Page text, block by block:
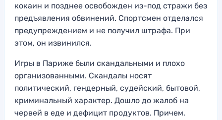
кокаин и позднее освобожден из-под стражи без
предъявления обвинений. Спортсмен отделался
предупреждением и не получил штрафа. При
этом, он извинился.
Игры в Париже были скандальными и плохо
организованными. Скандалы носят
политический, гендерный, судейский, бытовой,
криминальный характер. Дошло до жалоб на
червей в еде и дефицит продуктов. Причем,